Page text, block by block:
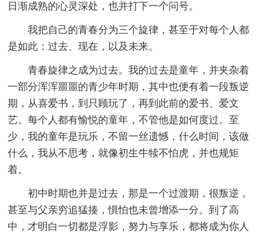
日渐成熟的心灵深处，也并打下一个问号。
我把自己的青春分为三个旋律，甚至于对每个人都
是如此：过去、现在，以及未来。
青春旋律之成为过去。我的过去是童年，并夹杂着
一部分浑浑噩噩的青少年时期，其中也便有着一段叛逆
期，从喜爱书，到只顾玩了，再到此前的爱书、爱文
艺。每个人都有愉悦的童年，不管他是如何度过。至
少，我的童年是玩乐，不留一丝遗憾，什么时间，该做
什么，我从不思考，就像初生牛犊不怕虎，并也规矩
着。
初中时期也并是过去，那是一个过渡期，很叛逆，
甚至与父亲穷追猛揍，惧怕也未曾增添一分。到了高
中，才明白一切都是浮影，努力与享乐，都将成为你人